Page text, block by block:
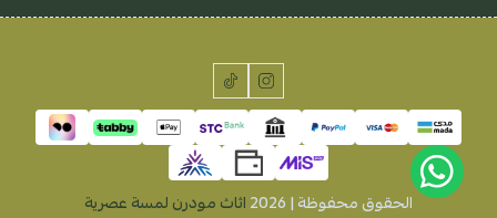
الحقوق محفوظة | 2026 اثاث مودرن لمسة عصرية